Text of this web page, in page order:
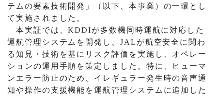
テムの要素技術開発」（以下、本事業）の一環とし
て実施されました。
本実証では、KDDIが多数機同時運航に対応した
運航管理システムを開発し、JALが航空安全に関わ
る知見・技術を基にリスク評価を実施し、オペレー
ションの運用手順を策定しました。特に、ヒューマ
ンエラー防止のため、イレギュラー発生時の音声通
知や操作の支援機能を運航管理システムに追加した